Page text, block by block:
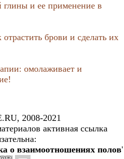
глины и ее применение в
брови и сделать их
омолаживает и
2008-2021
активная ссылка
о взаимоотношениях полов'